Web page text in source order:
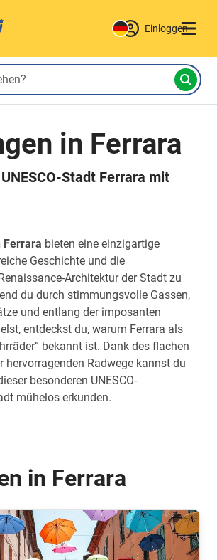
Einloggen
in Ferrara
Stadt Ferrara mit
Ferrara bieten eine einzigartige
Geschichte und die
Architektur der Stadt zu
du durch stimmungsvolle Gassen,
und entlang der imposanten
entdeckst du, warum Ferrara als
bekannt ist. Dank des flachen
hervorragenden Radwege kannst du
besonderen UNESCO-
mühelos erkunden.
in Ferrara